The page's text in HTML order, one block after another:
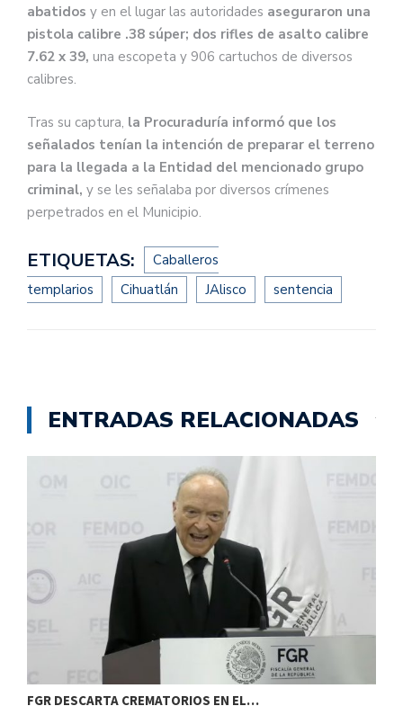
abatidos y en el lugar las autoridades aseguraron una
pistola calibre .38 súper; dos rifles de asalto calibre
7.62 x 39, una escopeta y 906 cartuchos de diversos
calibres.
Tras su captura, la Procuraduría informó que los
señalados tenían la intención de preparar el terreno
para la llegada a la Entidad del mencionado grupo
criminal, y se les señalaba por diversos crímenes
perpetrados en el Municipio.
ETIQUETAS:
Caballeros
templarios
Cihuatlán JAlisco sentencia
ENTRADAS RELACIONADAS
FGR DESCARTA CREMATORIOS EN EL…